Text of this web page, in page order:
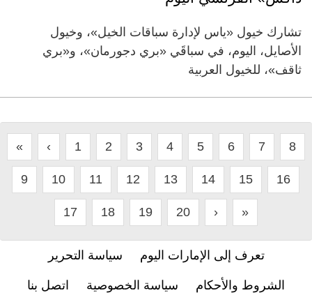
تشارك خيول «ياس لإدارة سباقات الخيل»، وخيول
الأصايل، اليوم، في سباقَي «بري دجورمان»، و«بري
ثاقف»، للخيول العربية
« ‹ 1 2 3 4 5 6 7 8
9 10 11 12 13 14 15 16
17 18 19 20 › »
تعرف إلى الإمارات اليوم سياسة التحرير
الشروط والأحكام سياسة الخصوصية اتصل بنا